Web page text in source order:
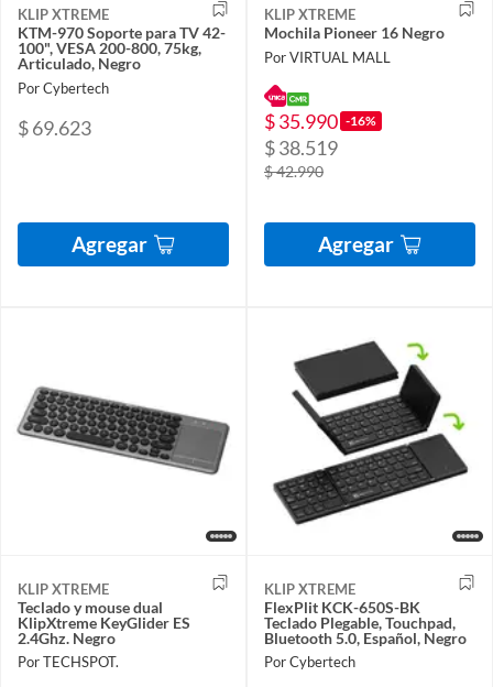
KLIP XTREME
KTM-970 Soporte para TV 42-
100", VESA 200-800, 75kg,
Articulado, Negro
Por Cybertech
$ 69.623
Agregar
KLIP XTREME
Mochila Pioneer 16 Negro
Por VIRTUAL MALL
$ 35.990 -16%
$ 38.519
$ 42.990
Agregar
KLIP XTREME
Teclado y mouse dual
KlipXtreme KeyGlider ES
2.4Ghz. Negro
Por TECHSPOT.
KLIP XTREME
FlexPlit KCK-650S-BK
Teclado Plegable, Touchpad,
Bluetooth 5.0, Español, Negro
Por Cybertech